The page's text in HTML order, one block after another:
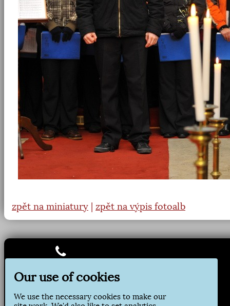
zpět na miniatury zpět na výpis fotoalb
285 09 Kácov
tel: 327 324 204
oupodatelna@kacov.cz
Our use of cookies
We use the necessary cookies to make our